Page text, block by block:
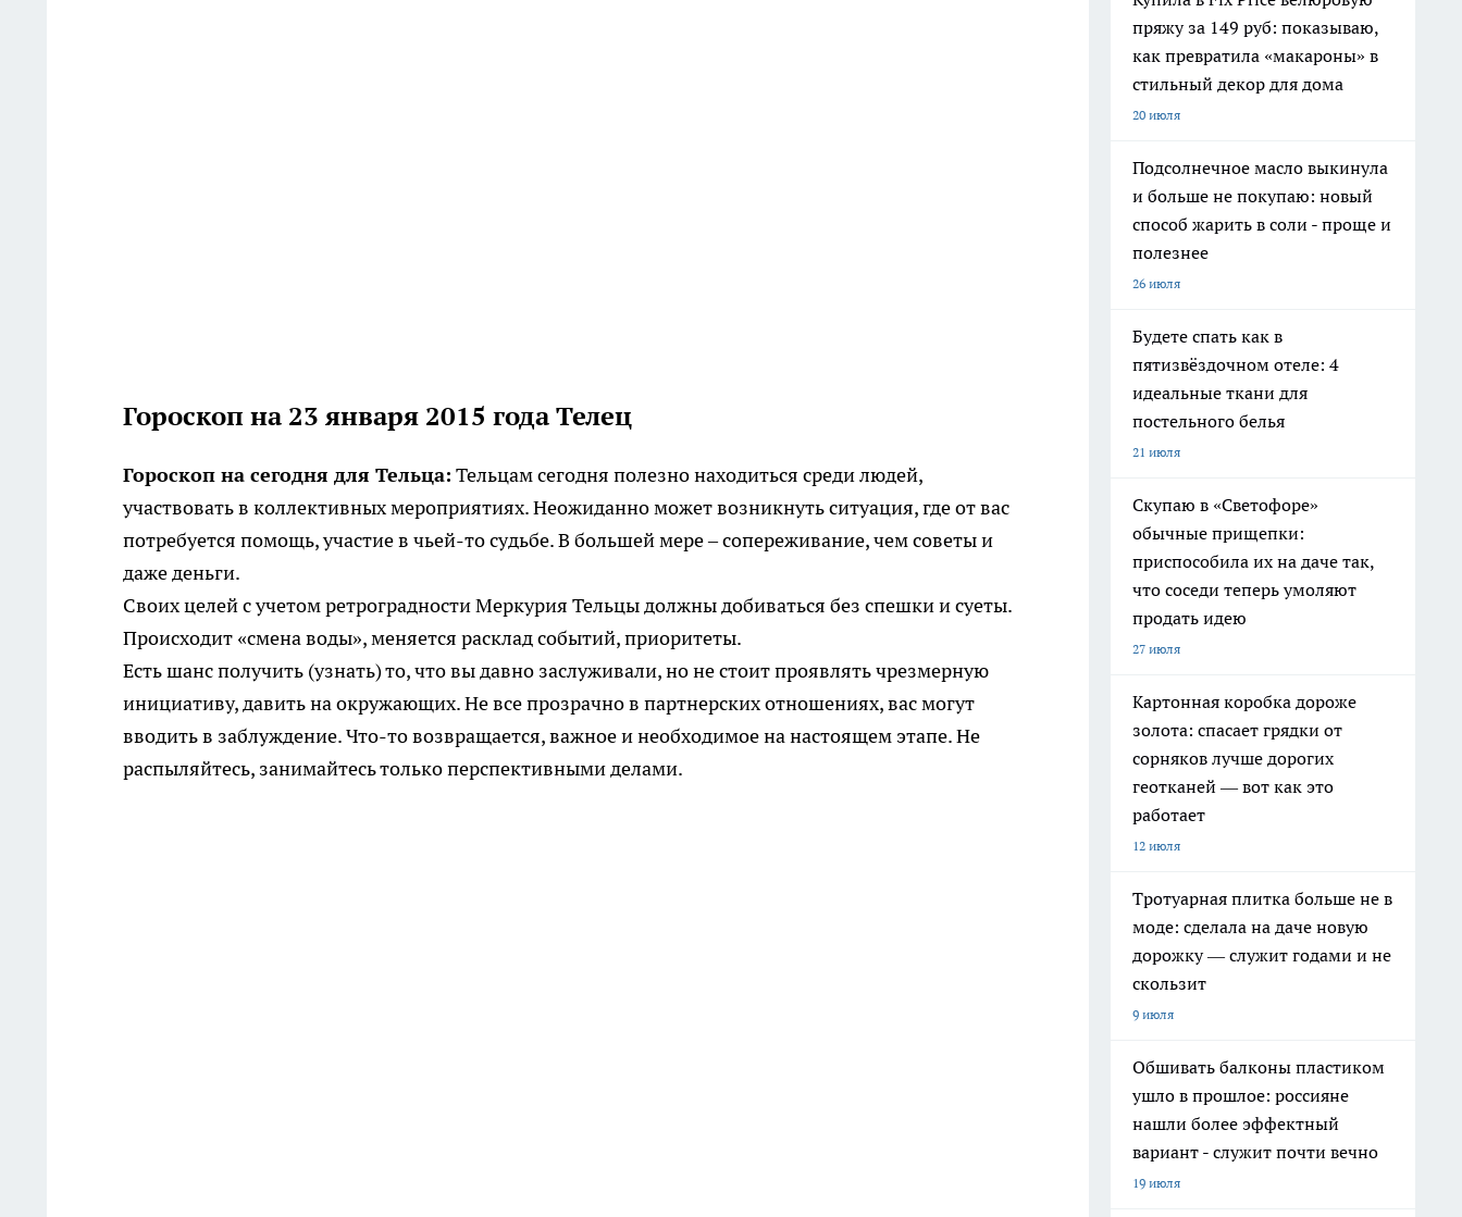
Гороскоп на 23 января 2015 года Телец
Гороскоп на сегодня для Тельца: Тельцам сегодня полезно находиться среди людей,
участвовать в коллективных мероприятиях. Неожиданно может возникнуть ситуация, где от вас
потребуется помощь, участие в чьей-то судьбе. В большей мере – сопереживание, чем советы и
даже деньги.
Своих целей с учетом ретроградности Меркурия Тельцы должны добиваться без спешки и суеты.
Происходит «смена воды», меняется расклад событий, приоритеты.
Есть шанс получить (узнать) то, что вы давно заслуживали, но не стоит проявлять чрезмерную
инициативу, давить на окружающих. Не все прозрачно в партнерских отношениях, вас могут
вводить в заблуждение. Что-то возвращается, важное и необходимое на настоящем этапе. Не
распыляйтесь, занимайтесь только перспективными делами.
пряжу за 149 руб: показываю,
как превратила «макароны» в
стильный декор для дома
20 июля
Подсолнечное масло выкинула
и больше не покупаю: новый
способ жарить в соли - проще и
полезнее
26 июля
Будете спать как в
пятизвёздочном отеле: 4
идеальные ткани для
постельного белья
21 июля
Скупаю в «Светофоре»
обычные прищепки:
приспособила их на даче так,
что соседи теперь умоляют
продать идею
27 июля
Картонная коробка дороже
золота: спасает грядки от
сорняков лучше дорогих
геотканей — вот как это
работает
12 июля
Тротуарная плитка больше не в
моде: сделала на даче новую
дорожку — служит годами и не
скользит
9 июля
Обшивать балконы пластиком
ушло в прошлое: россияне
нашли более эффектный
вариант - служит почти вечно
19 июля